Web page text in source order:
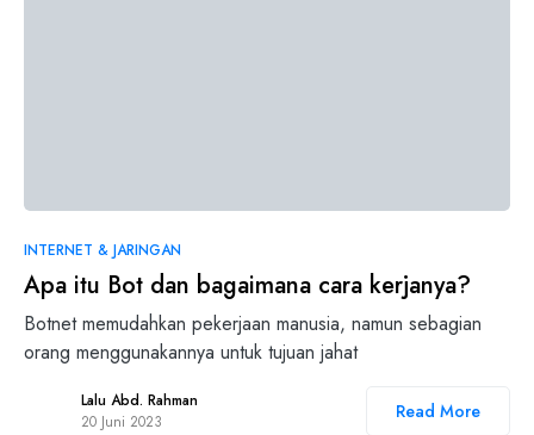
INTERNET & JARINGAN
Apa itu Bot dan bagaimana cara kerjanya?
Botnet memudahkan pekerjaan manusia, namun sebagian
orang menggunakannya untuk tujuan jahat
Lalu Abd. Rahman
20 Juni 2023
Read More